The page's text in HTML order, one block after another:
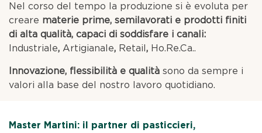
Nel corso del tempo la produzione si è evoluta per
creare materie prime, semilavorati e prodotti finiti
di alta qualità, capaci di soddisfare i canali:
Industriale,Artigianale, Retail, Ho.Re.Ca..
Innovazione, flessibilità e qualità sono da sempre i
valori alla base del nostro lavoro quotidiano.
Master Martini: il partner di pasticcieri,